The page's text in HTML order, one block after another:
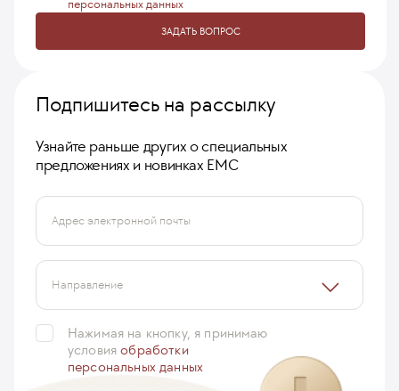
персональных данных
ЗАДАТЬ ВОПРОС
Подпишитесь на рассылку
Узнайте раньше других о специальных
предложениях и новинках ЕМС
Адрес электронной почты
Направление
Нажимая на кнопку, я принимаю
условияобработки
персональных данных